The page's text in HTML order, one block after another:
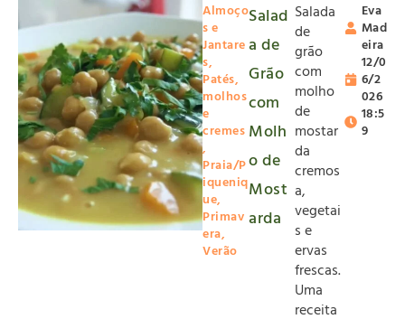
Almoço
s e
Jantare
s,
Patés,
molhos
e
cremes
,
Praia/P
iqueniq
ue,
Primav
era,
Verão
Salad
a de
Grão
com
Molh
o de
Most
arda
Salada
de
grão
com
molho
de
mostar
da
cremos
a,
vegetai
s e
ervas
frescas.
Uma
receita
Eva
Mad
eira
12/0
6/2
026
18:5
9